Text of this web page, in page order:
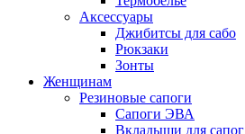
Аксессуары
Джибитсы для сабо
Рюкзаки
Зонты
Женщинам
Резиновые сапоги
Cапоги ЭВА
Вкладыши для сапог